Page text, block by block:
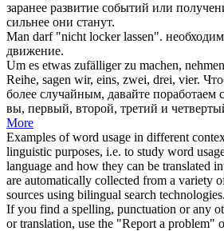
заранее развитие событий или
сильнее они станут.
Man darf "nicht lockerlassen".
движение.
Um es etwas zufälliger zu machen,
Reihe, sagen wir, eins, zwei, drei, vier.
более случайным, давайте поработаем
вы, первый, второй, третий и
More
Examples of word usage in different
linguistic purposes, i.e. to study word
language and how they can be translated
are automatically collected from a variety
sources using bilingual search technologies.
If you find a spelling, punctuation or any
or translation, use the "Report a problem"